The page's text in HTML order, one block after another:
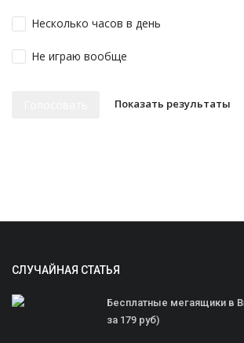
Несколько часов в день
Не играю вообще
Показать результаты
СЛУЧАЙНАЯ СТАТЬЯ
Бесплатные мегаящики в
за 179 руб)